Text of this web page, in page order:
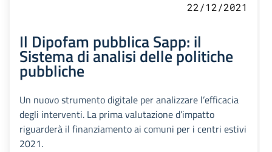
22/12/2021
Il Dipofam pubblica Sapp: il
Sistema di analisi delle politiche
pubbliche
Un nuovo strumento digitale per analizzare l’efficacia
degli interventi. La prima valutazione d’impatto
riguarderà il finanziamento ai comuni per i centri estivi
2021.